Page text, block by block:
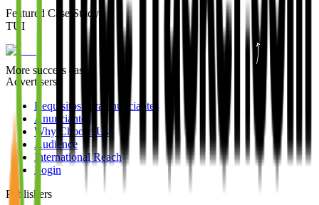
Featured Case Study
TUI
More success cases
Advertisers
Requisitos para anunciantes
Anunciantes
Why Choose Us
Audience
International Reach
Login
Publishers